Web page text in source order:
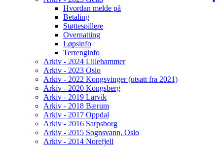
Hvordan melde på
Betaling
Støttespillere
Overnatting
Løpsinfo
Terrenginfo
Arkiv - 2024 Lillehammer
Arkiv - 2023 Oslo
Arkiv - 2022 Kongsvinger (utsatt fra 2021)
Arkiv - 2020 Kongsberg
Arkiv - 2019 Larvik
Arkiv - 2018 Bærum
Arkiv - 2017 Oppdal
Arkiv - 2016 Sarpsborg
Arkiv - 2015 Sognsvann, Oslo
Arkiv - 2014 Norefjell